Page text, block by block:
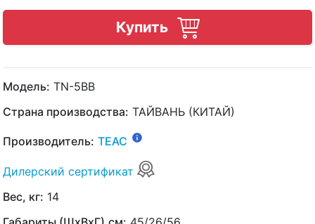
Купить
Модель: TN-5BB
Страна производства: ТАЙВАНЬ (КИТАЙ)
Производитель: TEAC
Дилерский сертификат
Вес, кг: 14